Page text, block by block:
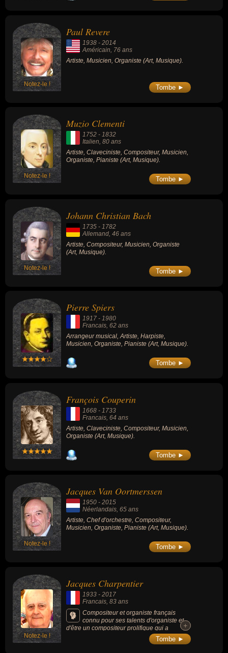
Notez-le !
Paul Revere
1938 - 2014
Américain , 76 ans
Artiste, Musicien, Organiste (Art, Musique).
Tombe ►
Notez-le !
Muzio Clementi
1752 - 1832
Italien, 80 ans
Artiste, Claveciniste, Compositeur, Musicien,
Organiste, Pianiste (Art, Musique).
Tombe ►
Notez-le !
Johann Christian Bach
1735 - 1782
Allemand , 46 ans
Artiste, Compositeur, Musicien, Organiste
(Art, Musique).
Tombe ►
Pierre Spiers
1917 - 1980
Francais, 62 ans
Arrangeur musical, Artiste, Harpiste,
Musicien, Organiste, Pianiste (Art, Musique).
Tombe ►
François Couperin
1668 - 1733
Francais , 64 ans
Artiste, Claveciniste, Compositeur, Musicien,
Organiste (Art, Musique).
Tombe ►
Notez-le !
Jacques Van Oortmerssen
1950 - 2015
Néerlandais, 65 ans
Artiste, Chef d'orchestre, Compositeur,
Musicien, Organiste, Pianiste (Art, Musique).
Tombe ►
Notez-le !
Jacques Charpentier
1933 - 2017
Francais, 83 ans
Compositeur et organiste français
connu pour ses talents d'organiste et
d'être un compositeur prolifique qui a
notamment travaillé au ministère français de
+
+
Tombe ►